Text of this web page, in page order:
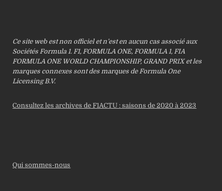
Ce site web est non officiel et n’est en aucun cas associé aux
Sociétés Formula 1. F1, FORMULA ONE, FORMULA 1, FIA
FORMULA ONE WORLD CHAMPIONSHIP, GRAND PRIX et les
marques connexes sont des marques de Formula One
Licensing B.V.
Consultez les archives de F1ACTU : saisons de 2020 à 2023
Qui sommes-nous